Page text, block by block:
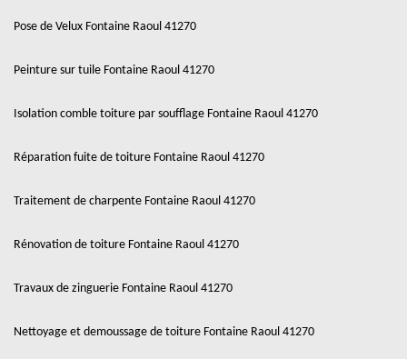
Pose de Velux Fontaine Raoul 41270
Peinture sur tuile Fontaine Raoul 41270
Isolation comble toiture par soufflage Fontaine Raoul 41270
Réparation fuite de toiture Fontaine Raoul 41270
Traitement de charpente Fontaine Raoul 41270
Rénovation de toiture Fontaine Raoul 41270
Travaux de zinguerie Fontaine Raoul 41270
Nettoyage et demoussage de toiture Fontaine Raoul 41270